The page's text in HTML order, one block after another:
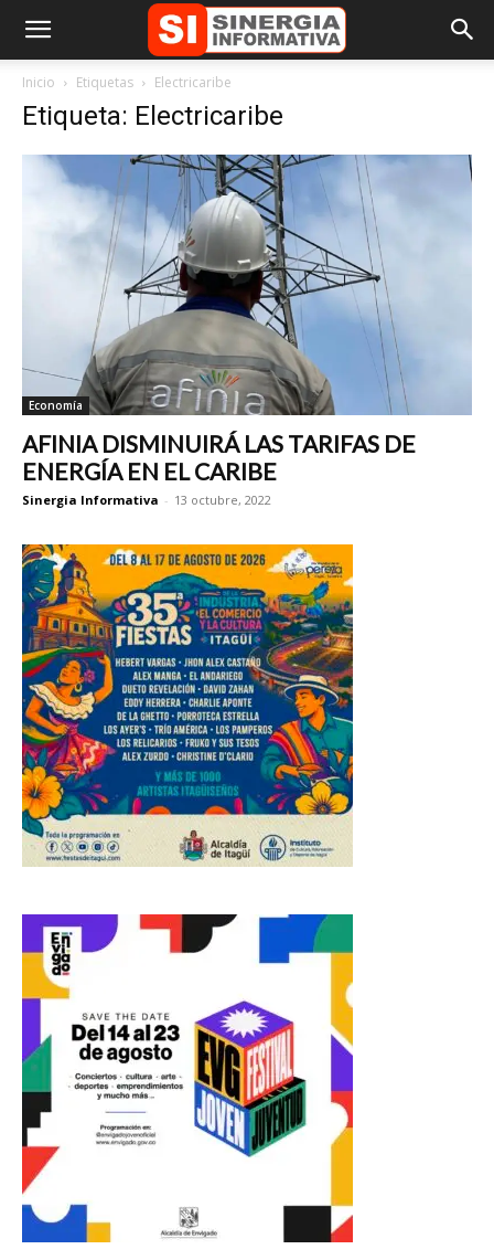
Inicio Etiquetas Electricaribe
Etiqueta: Electricaribe
Economía
AFINIA DISMINUIRÁ LAS TARIFAS DE
ENERGÍA EN EL CARIBE
Sinergia Informativa - 13 octubre, 2022